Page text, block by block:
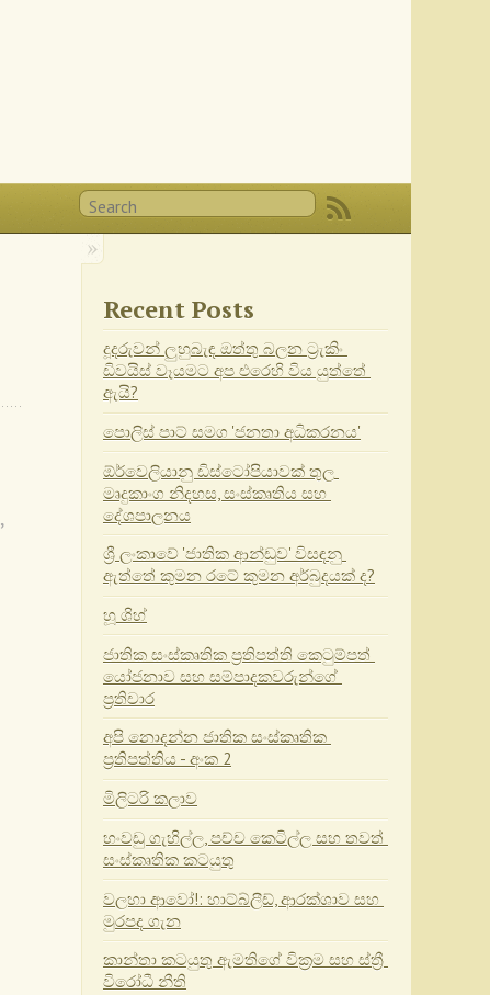
,
Recent Posts
දූදරුවන් ලුහුබැඳ ඔත්තු බලන ට්‍රැකිං
ඩිවයිස් වෑයමට අප එරෙහි විය යුත්තේ
ඇයි?
පොලිස් පාට් සමග 'ජනතා අධිකරනය'
ඕර්වෙලියානු ඩිස්ටෝපියාවක් තුල
මෘදුකාංග නිදහස, සංස්කෘතිය සහ
දේශපාලනය
ශ්‍රී ලංකාවේ 'ජාතික ආන්ඩුව' විසඳනු
ඇත්තේ කුමන රටේ කුමන අර්බුදයක් ද?
හූ ශිහ්
ජාතික සංස්කෘතික ප්‍රතිපත්ති කෙටුම්පත්
යෝජනාව සහ සම්පාදකවරුන්ගේ
ප්‍රතිචාර
අපි නොදන්න ජාතික සංස්කෘතික
ප්‍රතිපත්තිය - අංක 2
මිලිටරි කලාව
හංවඩු ගැහිල්ල, පච්ච කෙටිල්ල සහ තවත්
සංස්කෘතික කටයුතු
වලහා ආවෝ!: හාට්බ්ලීඩ්, ආරක්ශාව සහ
මුරපද ගැන
කාන්තා කටයුතු ඇමතිගේ වික්‍රම සහ ස්ත්‍රී
විරෝධී නීති